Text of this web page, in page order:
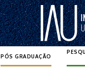
PÓS GRADUAÇÃO